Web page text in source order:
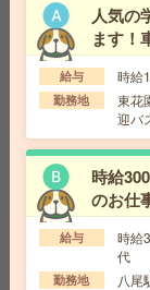
給 与
時給1700
払いサービスあり
交通費 交通費支給
勤務地 大阪府豊
歩5分
時給2050円！
一般事務[派遣]
給 与 時給2050
働6h×週3日×4週 ※
ん。※給与即受取り
人気の
ます！
給与 時給
勤務地
東花
迎バ
や車
時給
のお仕
給与
時給
代
勤務地 八尾